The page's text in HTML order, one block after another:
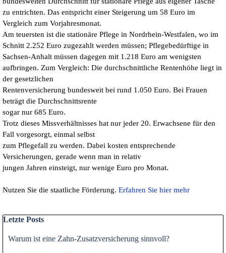
zu entrichten. Das entspricht einer Steigerung um 58 Euro im
Vergleich zum Vorjahresmonat.
Am teuersten ist die stationäre Pflege in Nordrhein-Westfalen, wo im
Schnitt 2.252 Euro zugezahlt werden müssen; Pflegebedürftige in
Sachsen-Anhalt müssen dagegen mit 1.218 Euro am wenigsten
aufbringen. Zum Vergleich: Die durchschnittliche Rentenhöhe liegt in
der gesetzlichen
Rentenversicherung bundesweit bei rund 1.050 Euro. Bei Frauen
beträgt die Durchschnittsrente
sogar nur 685 Euro.
Trotz dieses Missverhältnisses hat nur jeder 20. Erwachsene für den
Fall vorgesorgt, einmal selbst
zum Pflegefall zu werden. Dabei kosten entsprechende
Versicherungen, gerade wenn man in relativ
jungen Jahren einsteigt, nur wenige Euro pro Monat.
Nutzen Sie die staatliche Förderung. Erfahren Sie hier mehr
Block überspringen Letzte Posts
Letzte Posts
Warum ist eine Zahn-Zusatzversicherung sinnvoll?